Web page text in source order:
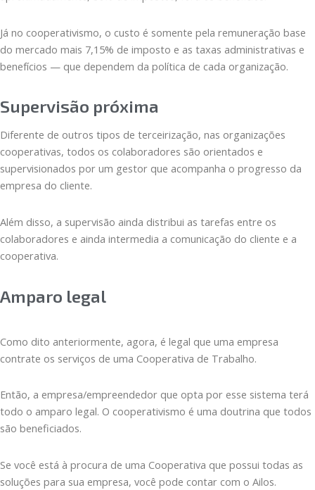
Já no cooperativismo, o custo é somente pela remuneração base
do mercado mais 7,15% de imposto e as taxas administrativas e
benefícios — que dependem da política de cada organização.
Supervisão próxima
Diferente de outros tipos de terceirização, nas organizações
cooperativas, todos os colaboradores são orientados e
supervisionados por um gestor que acompanha o progresso da
empresa do cliente.
Além disso, a supervisão ainda distribui as tarefas entre os
colaboradores e ainda intermedia a comunicação do cliente e a
cooperativa.
Amparo legal
Como dito anteriormente, agora, é legal que uma empresa
contrate os serviços de uma Cooperativa de Trabalho.
Então, a empresa/empreendedor que opta por esse sistema terá
todo o amparo legal. O cooperativismo é uma doutrina que todos
são beneficiados.
Se você está à procura de uma Cooperativa que possui todas as
soluções para sua empresa, você pode contar com o Ailos.